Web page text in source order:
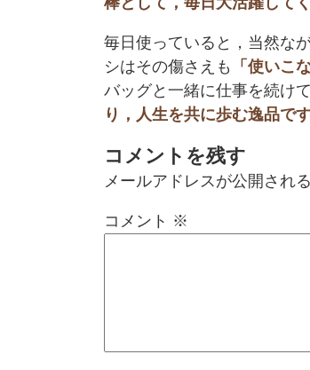
毎日使っていると，当然な
シはその傷さえも
「使いこ
バッグと一緒に仕事を続け
り，人生を共に歩む逸品です
コメントを残す
メールアドレスが公開され
コメント ※